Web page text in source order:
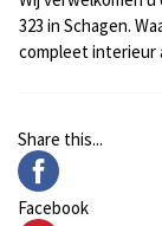
323 in Schagen.
compleet interieur
Share this...
Facebook